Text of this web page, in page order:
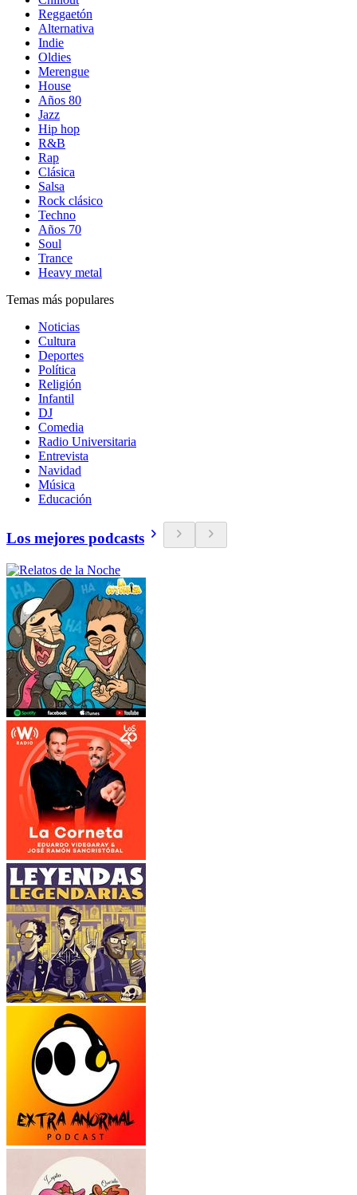
Reggaetón
Alternativa
Indie
Oldies
Merengue
House
Años 80
Jazz
Hip hop
R&B
Rap
Clásica
Salsa
Rock clásico
Techno
Años 70
Soul
Trance
Heavy metal
Temas más populares
Noticias
Cultura
Deportes
Política
Religión
Infantil
DJ
Comedia
Radio Universitaria
Entrevista
Navidad
Música
Educación
Los mejores podcasts